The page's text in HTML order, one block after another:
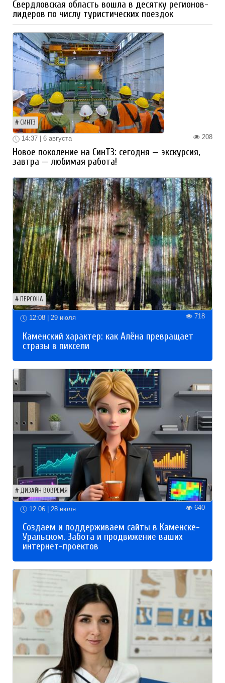
Свердловская область вошла в десятку регионов-
лидеров по числу туристических поездок
СИНТЗ
208
14:37 | 6 августа
Новое поколение на СинТЗ: сегодня — экскурсия,
завтра — любимая работа!
ПЕРСОНА
12:08 | 29 июля 718
Каменский характер: как Алёна превращает
стразы в пиксели
ДИЗАЙН ВОВРЕМЯ
12:06 | 28 июля 640
Создаем и поддерживаем сайты в Каменске-
Уральском. Забота и продвижение ваших
интернет-проектов